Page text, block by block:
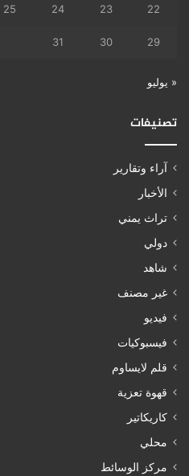
22
23
24
25
29
30
31
« يوليو
تصنيفات
آراء وتقارير
الأخبار
تراث يمني
دولي
شاهد
غير مصنف
فيديو
فيسبوكيات
قلم لايساوم
قهوة تعزية
كاريكاتير
محلي
مركز الوسائط